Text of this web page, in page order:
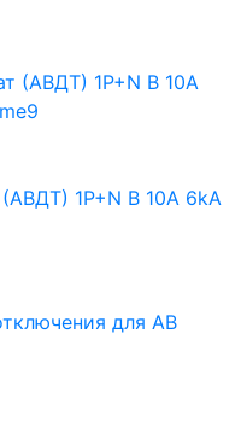
1P+N B 10A 6kA